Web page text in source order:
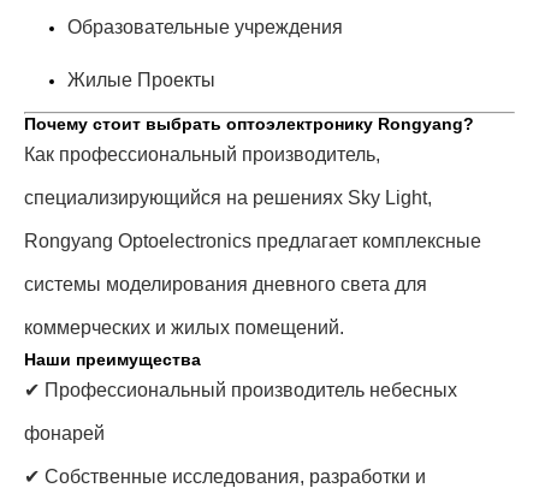
Образовательные учреждения
Жилые Проекты
Почему стоит выбрать оптоэлектронику Rongyang?
Как профессиональный производитель,
специализирующийся на решениях Sky Light,
Rongyang Optoelectronics предлагает комплексные
системы моделирования дневного света для
коммерческих и жилых помещений.
Наши преимущества
✔ Профессиональный производитель небесных
фонарей
✔ Собственные исследования, разработки и